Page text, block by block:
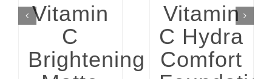
Vitamin
C
Brightening
Vitamin
C Hydra
Comfort